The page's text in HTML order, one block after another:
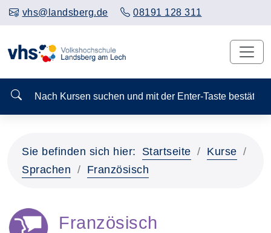
vhs@landsberg.de 08191 128 311
Nach Kursen suchen und mit der Enter-Taste
Sie befinden sich hier: Startseite
Kurse
Sprachen
Französisch
Französisch